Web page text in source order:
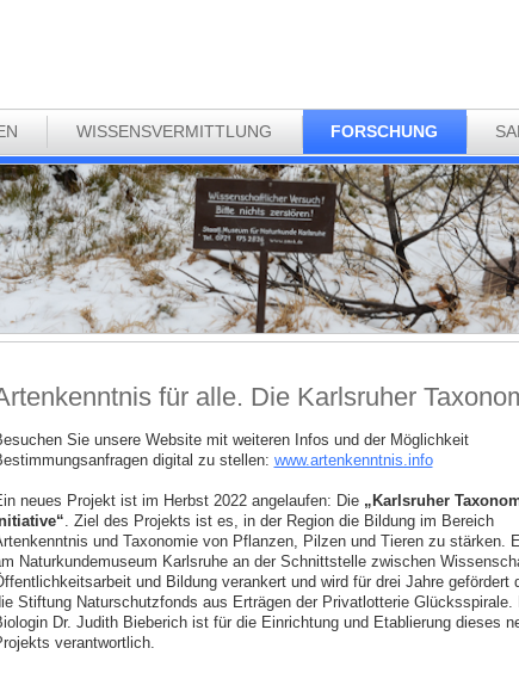
WISSENSVERMITTLUNG FORSCHUNG
für alle. Die Karlsruher
Sie unsere Website mit weiteren Infos und der Möglichkeit
digital zu stellen: www.artenkenntnis.info
neues Projekt ist im Herbst 2022 angelaufen: Die „Karlsruher
. Ziel des Projekts ist es, in der Region die Bildung im Bereich
und Taxonomie von Pflanzen, Pilzen und Tieren zu stärken.
Naturkundemuseum Karlsruhe an der Schnittstelle zwischen
und Bildung verankert und wird für drei Jahre gefördert
Stiftung Naturschutzfonds aus Erträgen der Privatlotterie Glücksspirale.
Dr. Judith Bieberich ist für die Einrichtung und Etablierung dieses
verantwortlich.